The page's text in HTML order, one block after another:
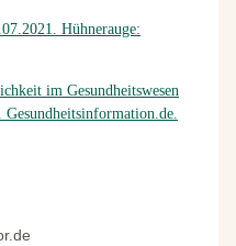
Hühnerauge:
im Gesundheitswesen